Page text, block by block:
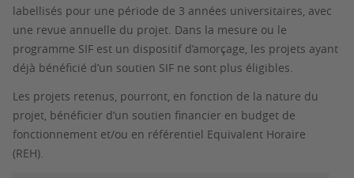
labellisés pour une période de 3 années universitaires, avec
une revue annuelle du projet. Dans la mesure ou le
programme SIF est un dispositif d’amorçage, les projets ayant
déjà bénéficié d’un soutien SIF ne sont plus éligibles.
Les projets retenus, pourront, en fonction de la nature du
projet, bénéficier d’un soutien financier en budget de
fonctionnement et/ou en référentiel Equivalent Horaire
(REH).